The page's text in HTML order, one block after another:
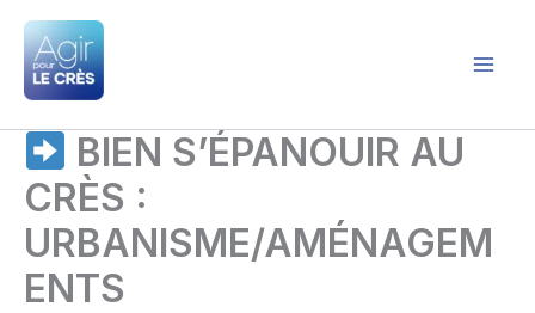
Aller
contenu
BIEN S’ÉPANOUIR AU
CRÈS :
URBANISME/AMÉNAGEM
ENTS